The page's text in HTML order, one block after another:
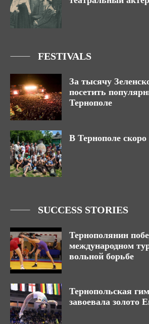
FESTIVALS
За тысячу
посетить
Тернополе
В Тернополе скоро
SUCCESS STORIES
Тернополянин
международном
вольной борьбе
Тернопольская
завоевала золото